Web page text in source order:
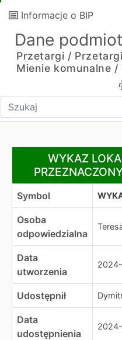
Informacje o BIP
Dane
Przetargi /
Mienie komunalne /
Wpisz tekst do wyszukania
WYKAZ LOKALI
WYKAZ
Symbol
Osoba
odpowiedzialna
Data
utworzenia
Udostępnił
Data
udostępnienia